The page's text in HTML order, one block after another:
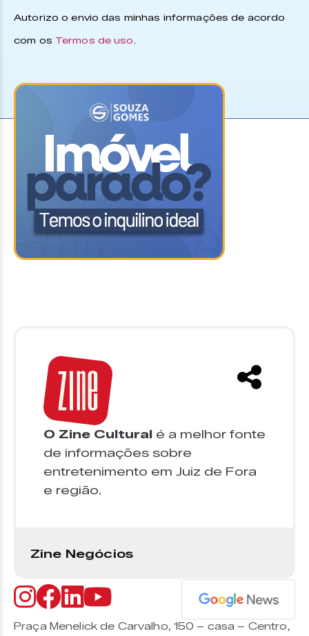
Autorizo o envio das minhas informações de acordo
com os Termos de uso.
O Zine Cultural é a melhor fonte
de informações sobre
entretenimento em Juiz de Fora
e região.
Zine Negócios
Praça Menelick de Carvalho, 150 – casa – Centro,